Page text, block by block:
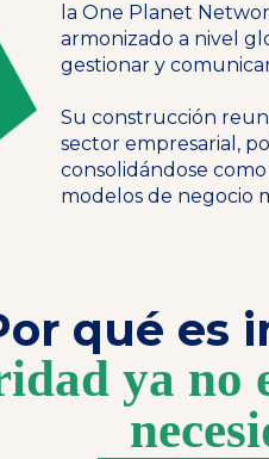
la One Planet
armonizado a nivel
gestionar y
Su construcción
sector empresarial,
consolidándose
modelos de negocio
qué es
ya no